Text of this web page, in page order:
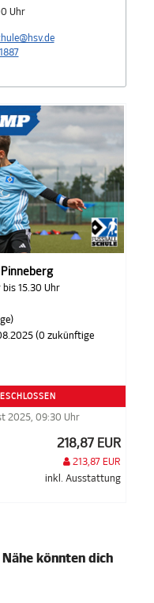
Uhr
15.30 Uhr
(0 zukünftige
2025, 09:30 Uhr
218,87 EUR
213,87 EUR
inkl. Ausstattung
könnten dich